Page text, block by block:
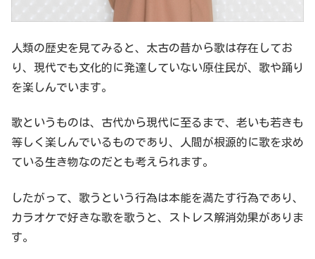
人類の歴史を見てみると、太古の昔から歌は存在してお
り、現代でも文化的に発達していない原住民が、歌や踊り
を楽しんでいます。
歌というものは、古代から現代に至るまで、老いも若きも
等しく楽しんでいるものであり、人間が根源的に歌を求め
ている生き物なのだとも考えられます。
したがって、歌うという行為は本能を満たす行為であり、
カラオケで好きな歌を歌うと、ストレス解消効果がありま
す。